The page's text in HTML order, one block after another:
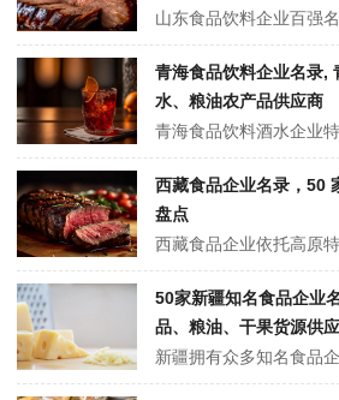
青海食品饮料企业名录,
水、粮油农产品供应商
西藏食品企业名录，50
盘点
50家新疆知名食品企业
品、粮油、干果货源供